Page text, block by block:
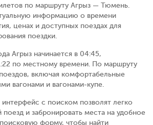
по маршруту Агрыз — Тюмень.
информацию о времени
ценах и доступных поездах для
поездки.
Агрыз начинается в 04:45,
по местному времени. По маршруту
включая комфортабельные
вагонами и вагонами-купе.
с поиском позволят легко
и забронировать места на удобное
форму, чтобы найти